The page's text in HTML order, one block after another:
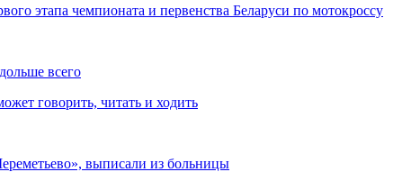
этапа чемпионата и первенства Беларуси по мотокроссу
всего
говорить, читать и ходить
выписали из больницы